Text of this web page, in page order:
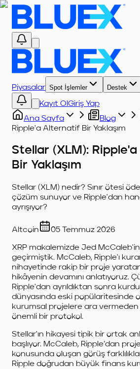
Piyasalar Spot İşlemler Destek
Kayıt Ol Giriş Yap
Ana Sayfa
Blog
Ripple'a Alternatif Bir Yaklaşım
Stellar (XLM):
Bir Yaklaşım
Stellar (XLM) nedir? Sınır ötesi
çözüm sunuyor ve Ripple'dan
ayrışıyor?
Altcoin 05 Temmuz 2026
XRP makalemizde Jed McCaleb'in
geçirmiştik. McCaleb, Ripple'ı
nihayetinde rakip bir proje
hikâyenin devamını anlatıyoruz.
Ripple'dan ayrıldıktan sonra
dünyasında eski popülaritesinde
kurumsal projelere ara
önemli bir protokol.
Stellar'ın hikayesi tipik bir ortak
başlıyor. McCaleb, Ripple’dan
konusunda oluşan görüş
Ripple doğrudan büyük finans